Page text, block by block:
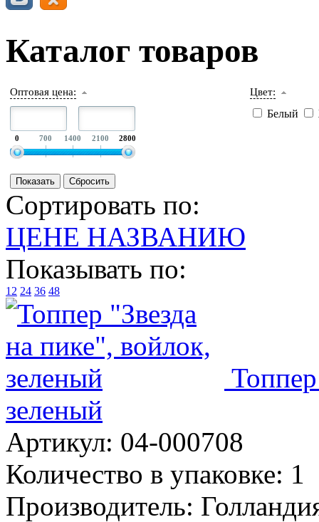
Каталог товаров
Оптовая цена:
0 700 1400 2100 2800
Цвет:
Белый
Сортировать по:
ЦЕНЕ НАЗВАНИЮ
Показывать по:
12 24 36 48
зеленый
Артикул: 04-000708
Количество в упаковке: 1
Производитель: